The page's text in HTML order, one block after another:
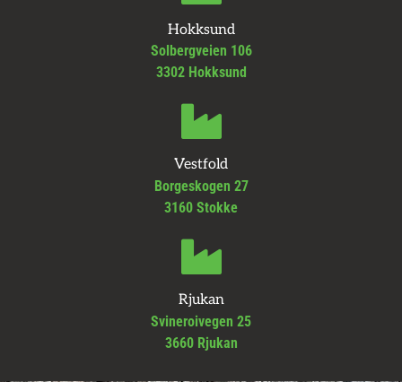
Hokksund
Solbergveien 106
3302 Hokksund
Vestfold
Borgeskogen 27
3160 Stokke
Rjukan
Svineroivegen 25
3660 Rjukan